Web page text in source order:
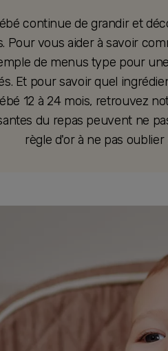
continue de grandir et
Pour vous aider à savoir
de menus type pour
Et pour savoir quel
12 à 24 mois, retrouvez
du repas peuvent ne
règle d'or à ne pas